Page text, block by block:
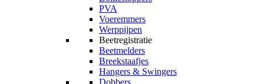
PVA
Voeremmers
Werppijpen
Beetregistratie
Beetmelders
Breekstaafjes
Hangers & Swingers
Dobbers